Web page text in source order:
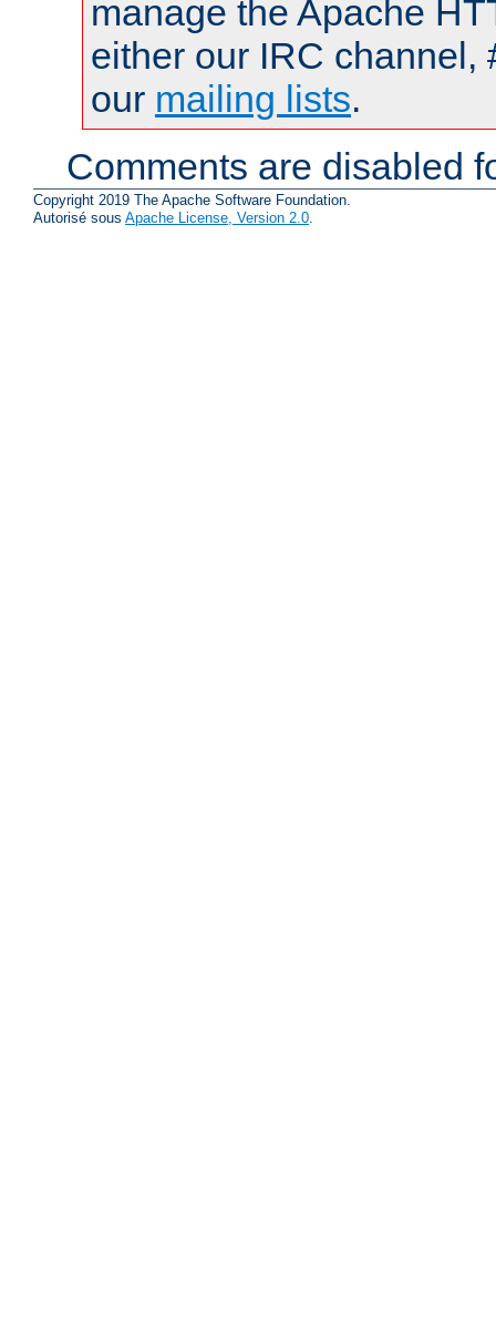
manage the Apache
either our IRC channel,
our mailing lists.
Comments are disabled
Copyright 2019 The Apache Software Foundation.
Autorisé sous Apache License, Version 2.0.